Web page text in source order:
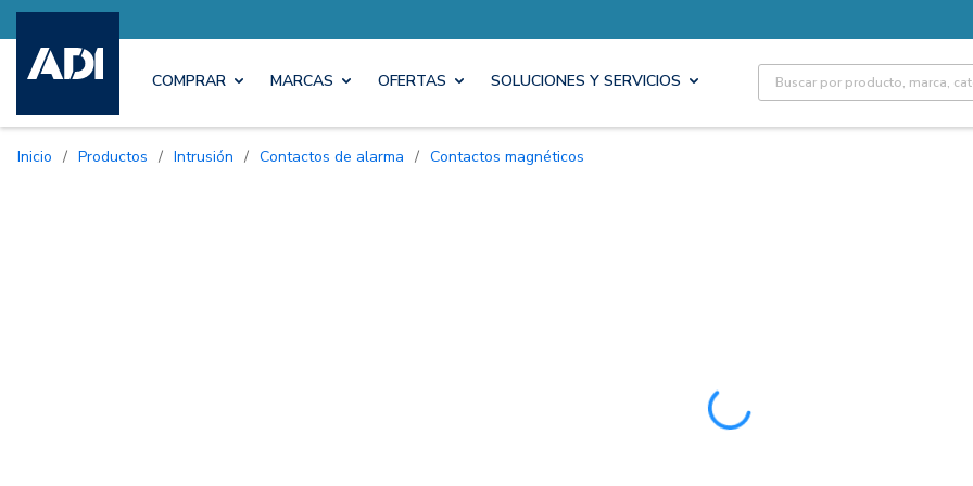
COMPRAR MARCAS OFERTAS SOLUCIONES Y SERVICIOS Site Search
Inicio / Productos / Intrusión / Contactos de alarma / Contactos magnéticos